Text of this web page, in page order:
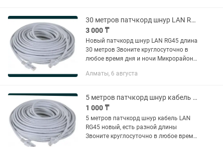
30 метров патчкорд шнур LAN RG45 новый
3 000 ₸
Новый патчкорд шнур LAN RG45 длина
30 метров Звоните круглосуточно в
любое время дня и ночи Микрорайон
Алматы, 6 августа
5 метров патчкорд шнур кабель LAN RG45
1 000 ₸
5 метров патчкорд шнур кабель LAN
RG45 новый, есть разной длины
Звоните круглосуточно в любое время